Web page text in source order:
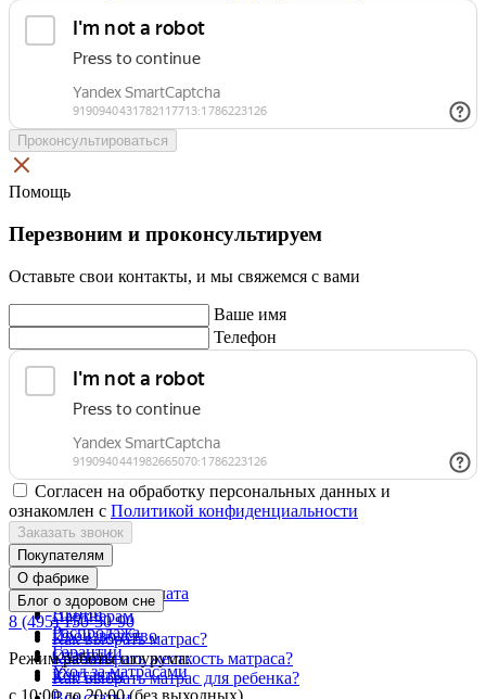
Проконсультироваться
Помощь
Перезвоним и проконсультируем
Оставьте свои контакты, и мы свяжемся с вами
Ваше имя
Телефон
Согласен на обработку персональных данных и
ознакомлен с Политикой конфиденциальности
Заказать звонок
Покупателям
Доставка и оплата
Акции
Распродажа
Гарантии
Уход за матрасами
О фабрике
Партнерам
Производство
Отзывы
Контакты
Блог о здоровом сне
Как выбрать матрас?
Как выбрать жесткость матраса?
Как выбрать матрас для ребенка?
8 (495) 150-30-90
Режим работы шоурума:
с 10:00 до 20:00 (без выходных)